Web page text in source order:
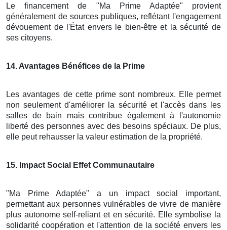
Le financement de "Ma Prime Adaptée" provient
généralement de sources publiques, reflétant l'engagement
dévouement de l'État envers le bien-être et la sécurité de
ses citoyens.
14. Avantages Bénéfices de la Prime
Les avantages de cette prime sont nombreux. Elle permet
non seulement d'améliorer la sécurité et l'accès dans les
salles de bain mais contribue également à l'autonomie
liberté des personnes avec des besoins spéciaux. De plus,
elle peut rehausser la valeur estimation de la propriété.
15. Impact Social Effet Communautaire
"Ma Prime Adaptée" a un impact social important,
permettant aux personnes vulnérables de vivre de manière
plus autonome self-reliant et en sécurité. Elle symbolise la
solidarité coopération et l'attention de la société envers les